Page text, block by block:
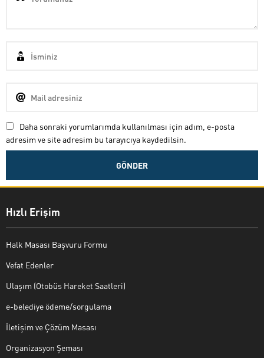
Daha sonraki yorumlarımda kullanılması için adım, e-posta
adresim ve site adresim bu tarayıcıya kaydedilsin.
Hızlı Erişim
Halk Masası Başvuru Formu
Vefat Edenler
Ulaşım (Otobüs Hareket Saatleri)
e-belediye ödeme/sorgulama
İletişim ve Çözüm Masası
Organizasyon Şeması